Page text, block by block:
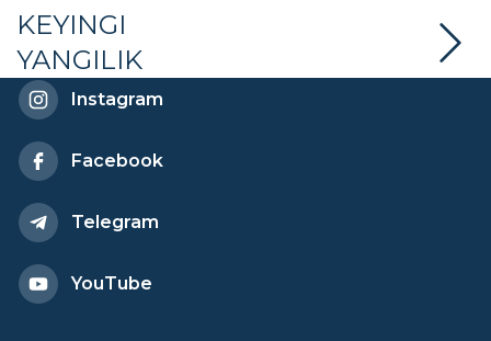
bag‘ishlangan mashg‘ulot
o‘tkazildi
KEYINGI
YANGILIK
Instagram
Facebook
Telegram
YouTube